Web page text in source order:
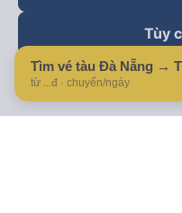
Tìm vé tàu Đà Nẵng →
từ ...đ · chuyến/ngày
Tùy